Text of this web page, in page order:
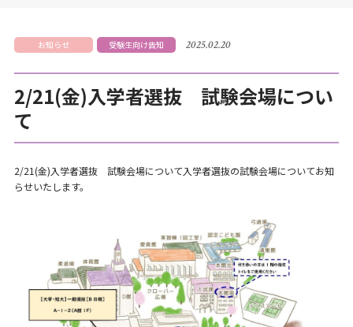
お知らせ 受験生向け告知 2025.02.20
2/21(金)入学者選抜 試験会場につい
て
2/21(金)入学者選抜 試験会場について入学者選抜の試験会場についてお知
らせいたします。